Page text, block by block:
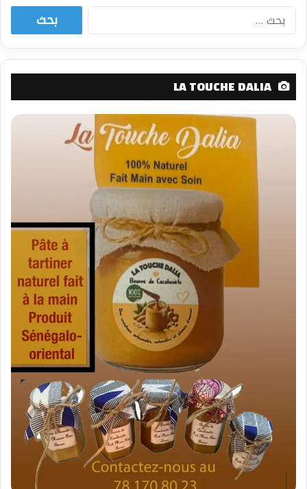
المقبلة.
العلاقات بين الإمارات مع السنغال
تتميز العلاقات بين الإمارات و السنغال، والتي دشنت
رسمياً في عام 1973 بأنها علاقات تاريخية وواعدة
بالنظر إلى حجم الفرص والمشاريع القائمة بين
البلدين.كما ترتكز العلاقات وفقا للمراقبين على أسس
متينة من المصالح المشتركة والاحترام المتبادل وحرص
قيادتي الدولتين على تعميقها وتطويرها في جميع
المجالات. وتنظر الإمارات إلى السنغال على أنها من
أبرز الدول ضمن شبكة علاقاتها الإستراتيجية مع
القارة الأفريقية، ومن هذا المنطلق جاء افتتاح
السفارة الإماراتية في داكار منذ عام 2008.
ودعمت الإمارات جهود التنمية بالسنغال، حيث ساهمت
في تمويل العديد من مشاريع النقل والتعليم في
كما تحرص الإمارات على تقديم المنح الدراسية للطلبة
السنغاليين للدراسة في الجامعات الإماراتية ومنها
جامعة السوربون، فضلاً عن دعمها لبرامج تمكين المرأة
السنغالية. واختارت الإمارات العاصمة السنغالية داكار
لتكون مقراً لمركز “محمد بن زايد للابتكار وريادة
الأعمال” المتوقع أن يتم افتتاحه كمركز إقليمي لدعم
نمو المؤسسات الصغيرة والمتوسطة في
2021.وسيساهم المركز، بشكل واضح، في تعزيز جهود
التنمية التي تبذلها حكومة السنغال وحكومات الدول
المجاورة لدمج الشباب وتمكينهم من المساهمة
الفعالة في الأنشطة الاقتصادية ومساعدتهم على
بناء اقتصاد معرفي مستدام.
البحث
LA TOUCHE DALIA